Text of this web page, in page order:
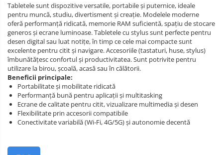
Tabletele sunt dispozitive versatile, portabile și puternice, ideale
pentru muncă, studiu, divertisment și creație. Modelele moderne
oferă performanță ridicată, memorie RAM suficientă, spațiu de stocare
generos și ecrane luminoase. Tabletele cu stylus sunt perfecte pentru
desen digital sau luat notițe, în timp ce cele mai compacte sunt
excelente pentru citit și navigare. Accesoriile (tastaturi, huse, stylus)
îmbunătățesc confortul și productivitatea. Sunt potrivite pentru
utilizare la birou, școală, acasă sau în călătorii.
Beneficii principale:
Portabilitate și mobilitate ridicată
Performanță bună pentru aplicații și multitasking
Ecrane de calitate pentru citit, vizualizare multimedia și desen
Flexibilitate prin accesorii compatibile
Conectivitate variabilă (Wi‑Fi, 4G/5G) și autonomie decentă